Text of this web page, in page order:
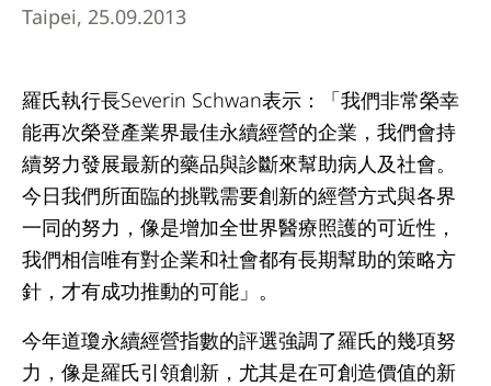
Taipei, 25.09.2013
羅氏執行長Severin Schwan表示：「我們非常榮幸
能再次榮登產業界最佳永續經營的企業，我們會持
續努力發展最新的藥品與診斷來幫助病人及社會。
今日我們所面臨的挑戰需要創新的經營方式與各界
一同的努力，像是增加全世界醫療照護的可近性，
我們相信唯有對企業和社會都有長期幫助的策略方
針，才有成功推動的可能」。
今年道瓊永續經營指數的評選強調了羅氏的幾項努
力，像是羅氏引領創新，尤其是在可創造價值的新